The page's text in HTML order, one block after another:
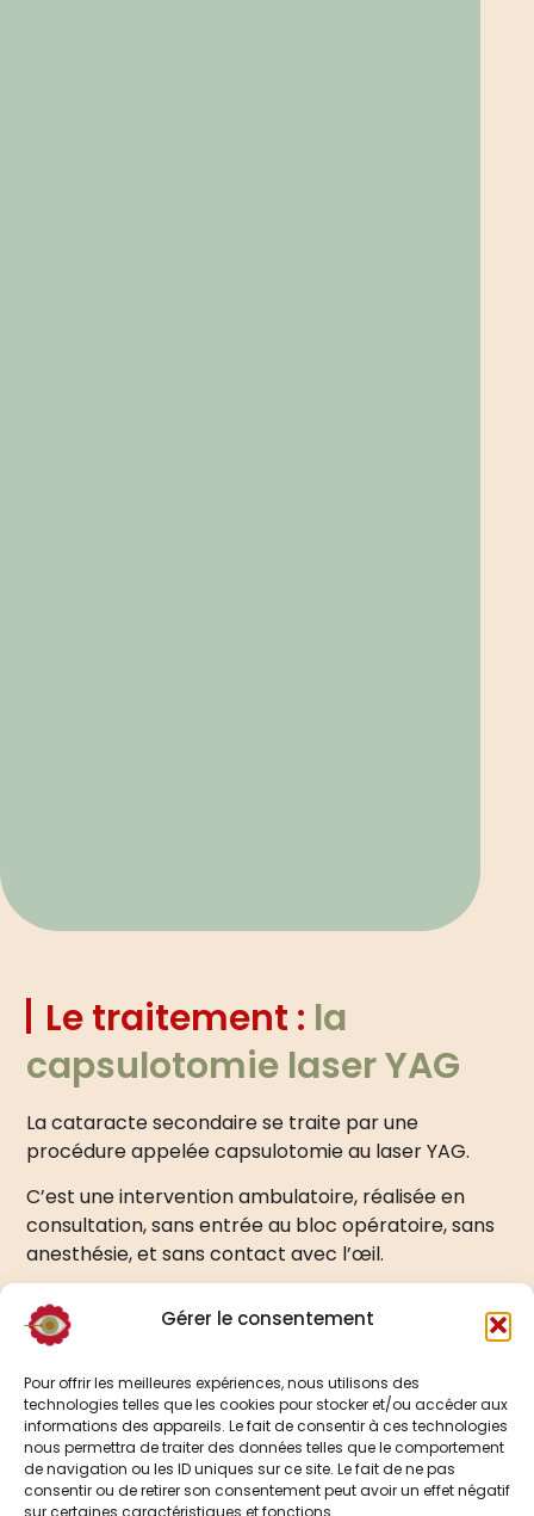
Gérer le consentement
Pour offrir les meilleures expériences, nous utilisons des
technologies telles que les cookies pour stocker et/ou accéder aux
informations des appareils. Le fait de consentir à ces technologies
nous permettra de traiter des données telles que le comportement
de navigation ou les ID uniques sur ce site. Le fait de ne pas
consentir ou de retirer son consentement peut avoir un effet négatif
sur certaines caractéristiques et fonctions.
Le traitement : la
capsulotomie laser YAG
La cataracte secondaire se traite par une
procédure appelée capsulotomie au laser YAG.
C’est une intervention ambulatoire, réalisée en
consultation, sans entrée au bloc opératoire, sans
anesthésie, et sans contact avec l’œil.
Comment se déroule la
procédure ?
Des gouttes dilatantes sont instillées avant la
séance.